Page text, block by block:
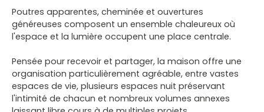
Poutres apparentes, cheminée et ouvertures
généreuses composent un ensemble chaleureux où
l'espace et la lumière occupent une place centrale.
Pensée pour recevoir et partager, la maison offre une
organisation particulièrement agréable, entre vastes
espaces de vie, plusieurs espaces nuit préservant
l'intimité de chacun et nombreux volumes annexes